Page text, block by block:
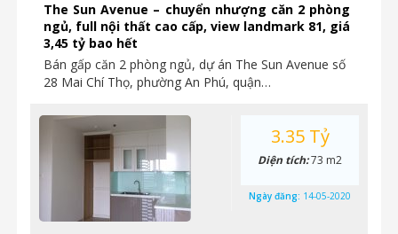
The Sun Avenue – chuyển nhượng căn 2 phòng
ngủ, full nội thất cao cấp, view landmark 81, giá
3,45 tỷ bao hết
Bán gấp căn 2 phòng ngủ, dự án The Sun Avenue số
28 Mai Chí Thọ, phường An Phú, quận…
3.35 Tỷ
Diện tích:73 m2
Ngày đăng: 14-05-2020